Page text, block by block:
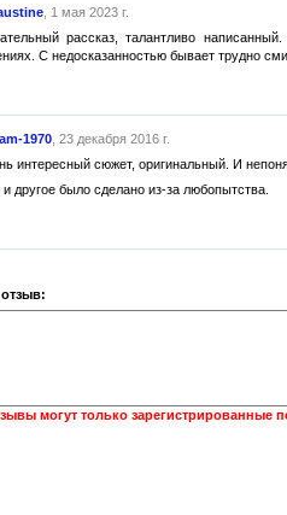
, 1 мая 2023 г.
рассказ, талантливо
С недосказанностью бывает трудно
1970, 23 декабря 2016 г.
интересный сюжет, оригинальный. И
другое было сделано из-за любопытства.
могут только зарегистрированные